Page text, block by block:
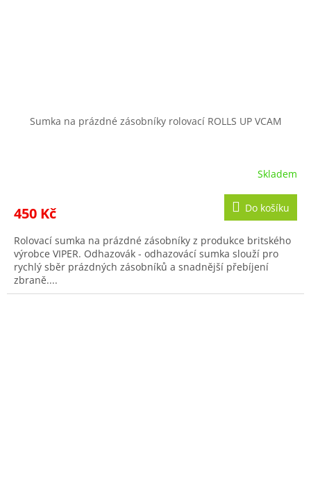
Sumka na prázdné zásobníky rolovací ROLLS UP VCAM
Skladem
450 Kč Do košíku
Rolovací sumka na prázdné zásobníky z produkce britského
výrobce VIPER. Odhazovák - odhazovácí sumka slouží pro
rychlý sběr prázdných zásobníků a snadnější přebíjení
zbraně....